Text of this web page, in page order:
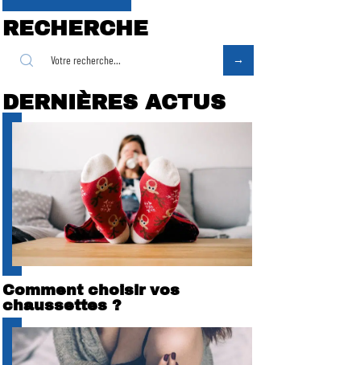
RECHERCHE
DERNIÈRES ACTUS
Comment choisir vos
chaussettes ?